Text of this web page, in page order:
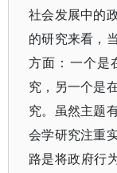
社会发展中的
的研究来看，
方面：一个是
究，另一个是
究。虽然主题
会学研究注重
路是将政府行